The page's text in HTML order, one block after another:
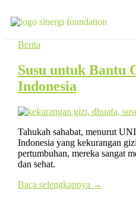
Berita
Susu untuk Bantu
Indonesia
Tahukah sahabat, menurut
Indonesia yang kekurangan
pertumbuhan, mereka sangat
dan sehat.
Baca selengkapnya →